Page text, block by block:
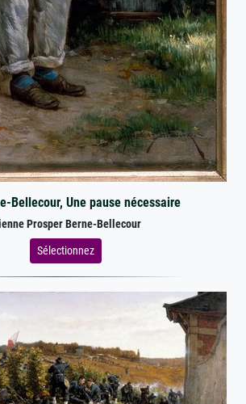
Bellecour, Une pause nécessaire
Prosper Berne-Bellecour
Sélectionnez